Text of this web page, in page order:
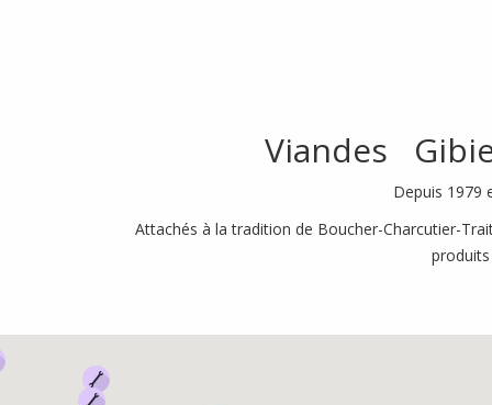
Viandes
Depuis 1979
Attachés à la tradition de Boucher-Charcutier-